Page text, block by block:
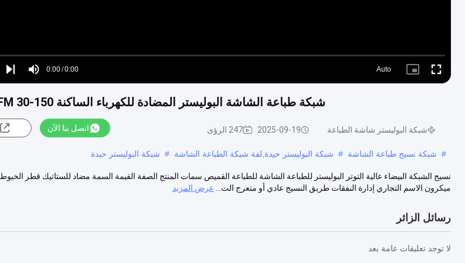
Play
Mute
Time
0:00/0:00 Auto
Picture- Fullscreen
شبكة طباعة الشاشة البوليستر المضادة للكهرباء الساكنة PFM 30-150 ميكرون
شبكة البوليستر شاشة الطباعة 2025-09-19 247 الرؤى اتصل بنا الآن
# شبكة نسيج طباعة الشاشة # شبكة البوليستر حيدة,لفة شبكة الطباعة الشاشة # شبكة البوليستر حيدة
ميكرون الاسم التجاري إدارة النفقات طريق النسيج عادي أو متعرج الت...
عرض المزيد
رسائل الزائر
لا توجد تعليقات عامة بعد